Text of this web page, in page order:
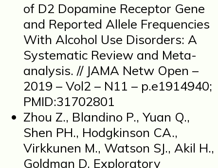
of D2 Dopamine Receptor Gene
and Reported Allele Frequencies
With Alcohol Use Disorders: A
Systematic Review and Meta-
analysis. // JAMA Netw Open –
2019 – Vol2 – N11 – p.e1914940;
PMID:31702801
Zhou Z., Blandino P., Yuan Q.,
Shen PH., Hodgkinson CA.,
Virkkunen M., Watson SJ., Akil H.,
Goldman D. Exploratory